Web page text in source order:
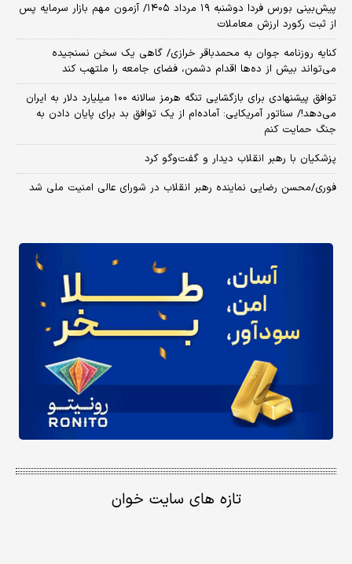
​پیش‌بینی بورس فردا دوشنبه ۱۹ مرداد ۱۴۰۵/ آزمون مهم بازار سرمایه پس
از ثبت رکورد ارزش معاملات
کنایه روزنامه جوان به محمدباقر خرازی/ گاهی یک سخن نسنجیده
می‌تواند بیش از ده‌ها اقدام دشمن، فضای جامعه را ملتهب کند
توافق پیشنهادی برای بازگشایی تنگه هرمز سالانه ۱۰۰ میلیارد دلار به ایران
می‌دهد!/ سناتور آمریکایی: آماده‌ام از یک توافق بد برای پایان دادن به
جنگ حمایت کنم
پزشکیان با رهبر انقلاب دیدار و گفت‌وگو کرد
فوری/محسن رضایی نماینده رهبر انقلاب در شورای عالی امنیت ملی شد
تازه های سایت خوان